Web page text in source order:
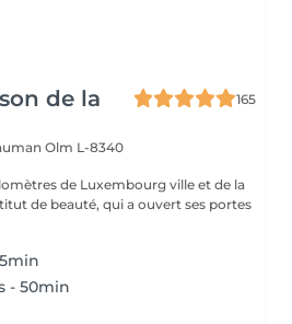
de la
165
Olm L-8340
de Luxembourg ville et de la
de beauté, qui a ouvert ses portes
- 50min